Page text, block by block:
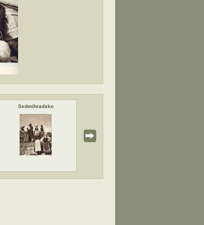
Sedmihradsko